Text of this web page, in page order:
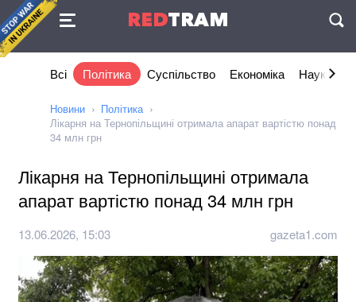
REDTRAM
Угода
Всі Політика Суспільство Економіка Наука та
Новини
Політика
Лікарня на Тернопільщині отримала апарат вартістю понад
34 млн грн
Лікарня на Тернопільщині отримала
апарат вартістю понад 34 млн грн
13.06.2026, 15:03 gazeta1.com